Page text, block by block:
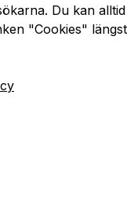
Erbjudande
Du kan alltid
"Cookies"